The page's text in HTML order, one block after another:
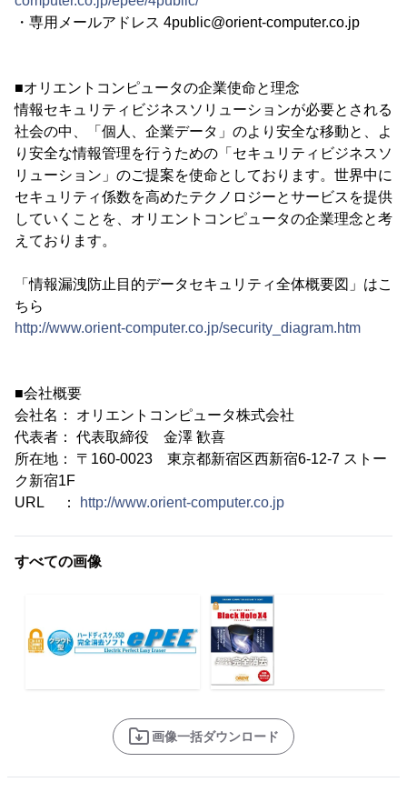
・専用メールアドレス 4public@orient-computer.co.jp
■オリエントコンピュータの企業使命と理念
情報セキュリティビジネスソリューションが必要とされる
社会の中、「個人、企業データ」のより安全な移動と、よ
り安全な情報管理を行うための「セキュリティビジネスソ
リューション」のご提案を使命としております。世界中に
セキュリティ係数を高めたテクノロジーとサービスを提供
していくことを、オリエントコンピュータの企業理念と考
えております。
「情報漏洩防止目的データセキュリティ全体概要図」はこ
ちら
http://www.orient-computer.co.jp/security_diagram.htm
■会社概要
会社名： オリエントコンピュータ株式会社
代表者： 代表取締役 金澤 歓喜
所在地： 〒160-0023 東京都新宿区西新宿6-12-7 ストー
ク新宿1F
URL ：
http://www.orient-computer.co.jp
すべての画像
画像一括ダウンロード